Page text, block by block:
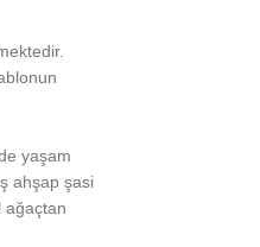
yaşam
ahşap şasi
ağaçtan